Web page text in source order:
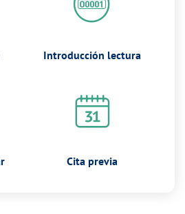
Introducción lectura
Cita previa